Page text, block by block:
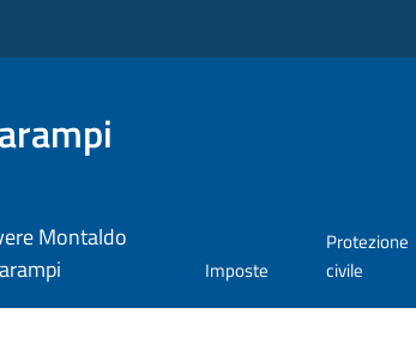
Montaldo
Imposte
Protezione
civile